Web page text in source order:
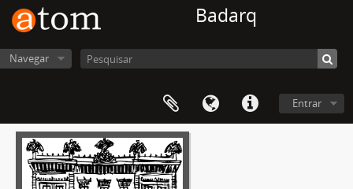
Badarq
Navegar
Entrar